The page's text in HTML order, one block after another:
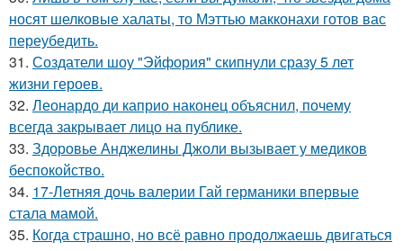
носят шелковые халаты, то Мэттью макконахи готов вас
переубедить.
31. Создатели шоу "Эйфория" скипнули сразу 5 лет
жизни героев.
32. Леонардо ди каприо наконец объяснил, почему
всегда закрывает лицо на публике.
33. Здоровье Анджелины Джоли вызывает у медиков
беспокойство.
34. 17-Летняя дочь валерии Гай германики впервые
стала мамой.
35. Когда страшно, но всё равно продолжаешь двигаться